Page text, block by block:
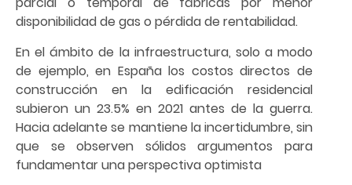
disponibilidad de gas o pérdida de rentabilidad.
En el ámbito de la infraestructura, solo a modo
de ejemplo, en España los costos directos de
construcción en la edificación residencial
subieron un 23.5% en 2021 antes de la guerra.
Hacia adelante se mantiene la incertidumbre, sin
que se observen sólidos argumentos para
fundamentar una perspectiva optimista